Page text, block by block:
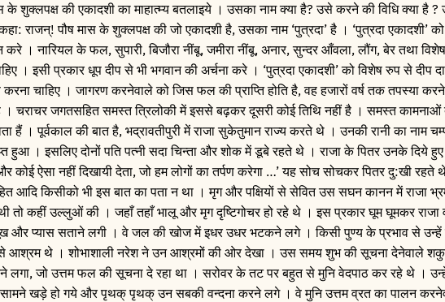
शुक्लपक्ष की एकादशी का माहात्म्य बतलाइये । उसका नाम क्या है? उसे करने की विधि क्या है
राजन्! पौष मास के शुक्लपक्ष की जो एकादशी है, उसका नाम ‘पुत्रदा’ है । ‘पुत्रदा एकादशी’
करे । नारियल के फल, सुपारी, बिजौरा नींबू, जमीरा नींबू, अनार, सुन्दर आँवला, लौंग, बेर तथा
। इसी प्रकार धूप दीप से भी भगवान की अर्चना करे । ‘पुत्रदा एकादशी’ को विशेष रुप से दीप
चाहिए । जागरण करनेवाले को जिस फल की प्राप्ति होति है, वह हजारों वर्ष तक तपस्या
। चराचर जगतसहित समस्त त्रिलोकी में इससे बढ़कर दूसरी कोई तिथि नहीं है । समस्त कामनाओं
हैं । पूर्वकाल की बात है, भद्रावतीपुरी में राजा सुकेतुमान राज्य करते थे । उनकी रानी का नाम
हुआ । इसलिए दोनों पति पत्नी सदा चिन्ता और शोक में डूबे रहते थे । राजा के पितर उनके दिये
कोई ऐसा नहीं दिखायी देता, जो हम लोगों का तर्पण करेगा …’ यह सोच सोचकर पितर दु:खी रहते
आदि किसीको भी इस बात का पता न था । मृग और पक्षियों से सेवित उस सघन कानन में राजा
तो कहीं उल्लुओं की । जहाँ तहाँ भालू और मृग दृष्टिगोचर हो रहे थे । इस प्रकार घूम घूमकर
और प्यास सताने लगी । वे जल की खोज में इधर उधर भटकने लगे । किसी पुण्य के प्रभाव से उन्हें
आश्रम थे । शोभाशाली नरेश ने उन आश्रमों की ओर देखा । उस समय शुभ की सूचना देनेवाले
लगा, जो उत्तम फल की सूचना दे रहा था । सरोवर के तट पर बहुत से मुनि वेदपाठ कर रहे थे ।
खड़े हो गये और पृथक् पृथक् उन सबकी वन्दना करने लगे । वे मुनि उत्तम व्रत का पालन